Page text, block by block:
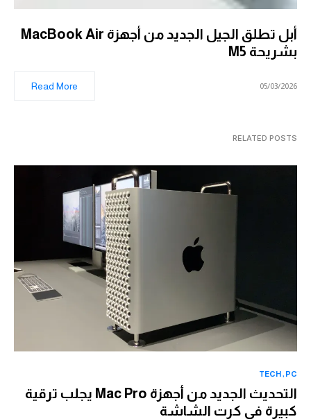
أبل تطلق الجيل الجديد من أجهزة MacBook Air
بشريحة M5
05/03/2026
Read More
RELATED POSTS
PC
TECH
التحديث الجديد من أجهزة Mac Pro يجلب ترقية
كبيرة في كرت الشاشة